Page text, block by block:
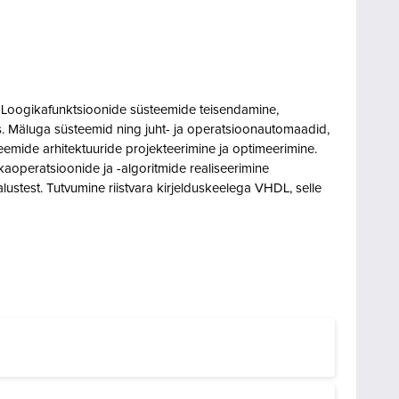
süsteemide teisendamine,
süsteemid ning juht- ja operatsioonautomaadid,
arhitektuuride projekteerimine ja optimeerimine.
ja -algoritmide realiseerimine
Tutvumine riistvara kirjelduskeelega VHDL, selle